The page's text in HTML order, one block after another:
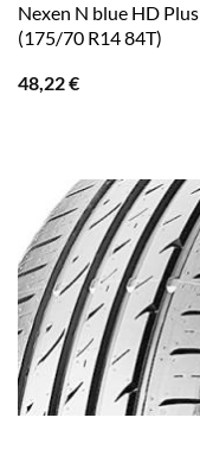
Nexen N blue HD Plus
(175/70 R14 84T)
48,22€